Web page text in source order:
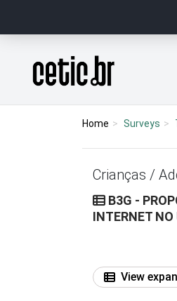
Página inicial
Home Surveys
Crianças /
B3G -
INTERNET
View